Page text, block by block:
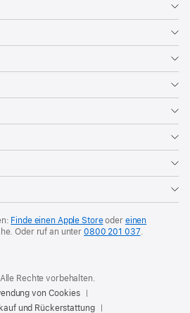
Finde einen Apple Storeoder einen
Oder ruf an unter0800 201 037.
Rechte vorbehalten.
von Cookies
und Rückerstattung